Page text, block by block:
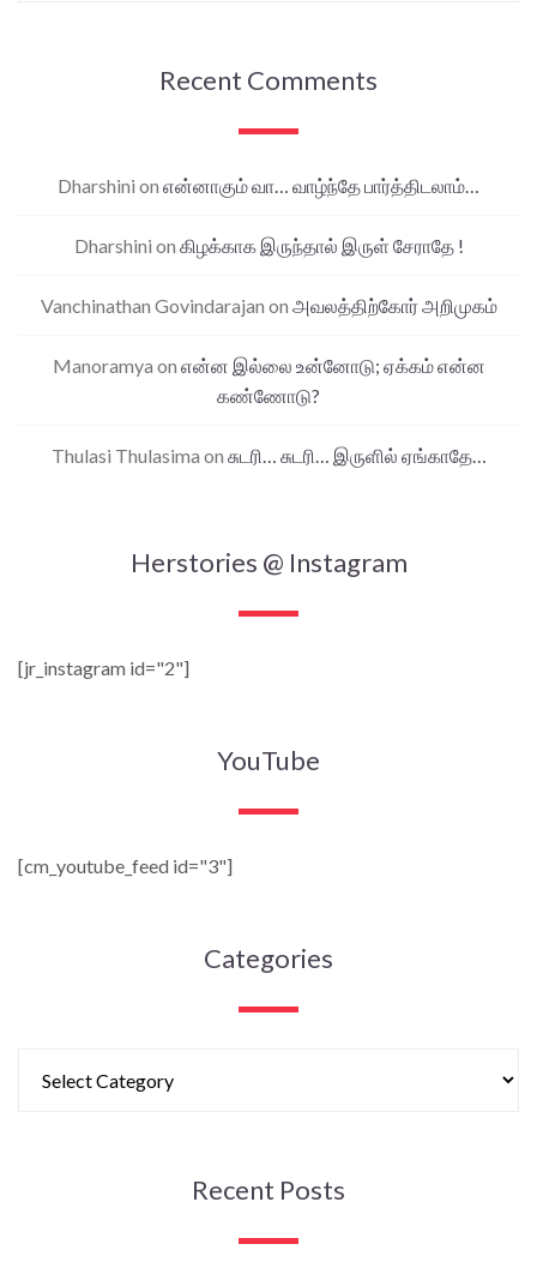
Recent Comments
Dharshini on என்னாகும் வா… வாழ்ந்தே பார்த்திடலாம்…
Dharshini on கிழக்காக இருந்தால் இருள் சேராதே !
Vanchinathan Govindarajan on அவலத்திற்கோர் அறிமுகம்
Manoramya on என்ன இல்லை உன்னோடு; ஏக்கம் என்ன
கண்ணோடு?
Thulasi Thulasima on சுடரி… சுடரி… இருளில் ஏங்காதே…
Herstories @ Instagram
[jr_instagram id="2"]
YouTube
[cm_youtube_feed id="3"]
Categories
Recent Posts